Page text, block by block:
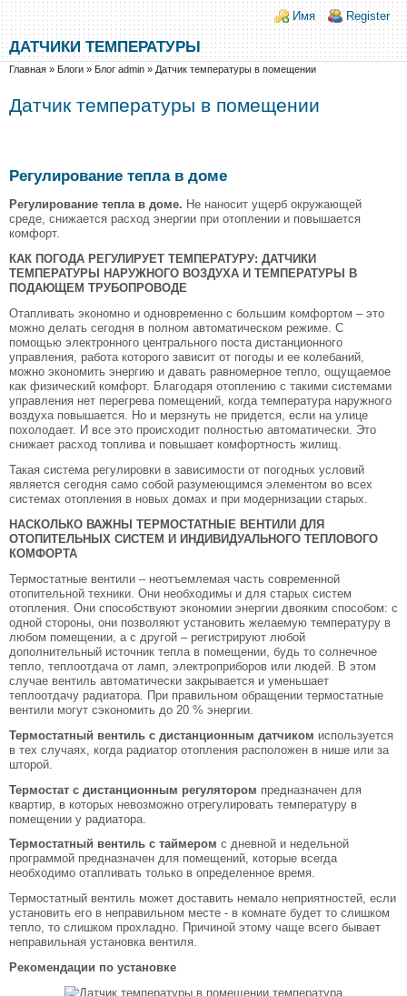
Перейти к основному содержанию
Skip to search
Login links
Имя Register
ДАТЧИКИ ТЕМПЕРАТУРЫ
Вы здесь
Главная » Блоги » Блог admin » Датчик температуры в помещении
Датчик температуры в помещении
Регулирование тепла в доме
Регулирование тепла в доме. Не наносит ущерб окружающей
среде, снижается расход энергии при отоплении и повышается
комфорт.
КАК ПОГОДА РЕГУЛИРУЕТ ТЕМПЕРАТУРУ: ДАТЧИКИ
ТЕМПЕРАТУРЫ НАРУЖНОГО ВОЗДУХА И ТЕМПЕРАТУРЫ В
ПОДАЮЩЕМ ТРУБОПРОВОДЕ
Отапливать экономно и одновременно с большим комфортом – это
можно делать сегодня в полном автоматическом режиме. С
помощью электронного центрального поста дистанционного
управления, работа которого зависит от погоды и ее колебаний,
можно экономить энергию и давать равномерное тепло, ощущаемое
как физический комфорт. Благодаря отоплению с такими системами
управления нет перегрева помещений, когда температура наружного
воздуха повышается. Но и мерзнуть не придется, если на улице
похолодает. И все это происходит полностью автоматически. Это
снижает расход топлива и повышает комфортность жилищ.
Такая система регулировки в зависимости от погодных условий
является сегодня само собой разумеющимся элементом во всех
системах отопления в новых домах и при модернизации старых.
НАСКОЛЬКО ВАЖНЫ ТЕРМОСТАТНЫЕ ВЕНТИЛИ ДЛЯ
ОТОПИТЕЛЬНЫХ СИСТЕМ И ИНДИВИДУАЛЬНОГО ТЕПЛОВОГО
КОМФОРТА
Термостатные вентили – неотъемлемая часть современной
отопительной техники. Они необходимы и для старых систем
отопления. Они способствуют экономии энергии двояким способом: с
одной стороны, они позволяют установить желаемую температуру в
любом помещении, а с другой – регистрируют любой
дополнительный источник тепла в помещении, будь то солнечное
тепло, теплоотдача от ламп, электроприборов или людей. В этом
случае вентиль автоматически закрывается и уменьшает
теплоотдачу радиатора. При правильном обращении термостатные
вентили могут сэкономить до 20 % энергии.
Термостатный вентиль с дистанционным датчиком используется
в тех случаях, когда радиатор отопления расположен в нише или за
шторой.
Термостат с дистанционным регулятором предназначен для
квартир, в которых невозможно отрегулировать температуру в
помещении у радиатора.
Термостатный вентиль с таймером с дневной и недельной
программой предназначен для помещений, которые всегда
необходимо отапливать только в определенное время.
Термостатный вентиль может доставить немало неприятностей, если
установить его в неправильном месте - в комнате будет то слишком
тепло, то слишком прохладно. Причиной этому чаще всего бывает
неправильная установка вентиля.
Рекомендации по установке